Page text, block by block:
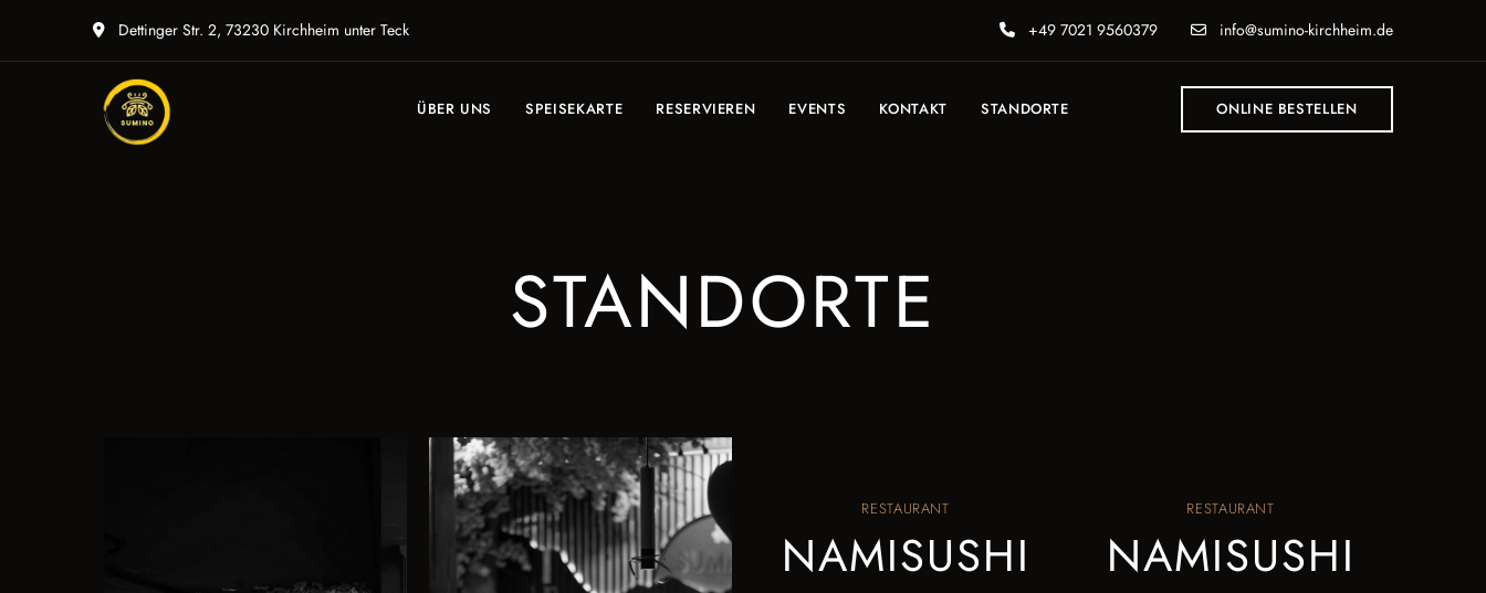
Dettinger Str. 2, 73230 Kirchheim unter Teck +49 7021 9560379 info@sumino-kirchheim.de
ÜBER UNS SPEISEKARTE RESERVIEREN EVENTS KONTAKT STANDORTE ONLINE BESTELLEN
STANDORTE
RESTAURANT
NAMISUSHI
RESTAURANT
NAMISUSHI